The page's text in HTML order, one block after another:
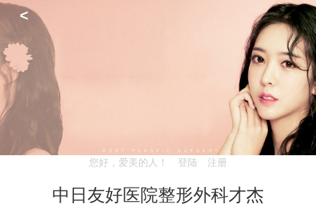
<
您好，爱美的人！ 登陆 注册
中日友好医院整形外科才杰